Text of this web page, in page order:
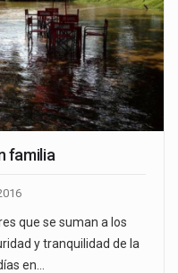
familia
que se suman a los
y tranquilidad de la
en…